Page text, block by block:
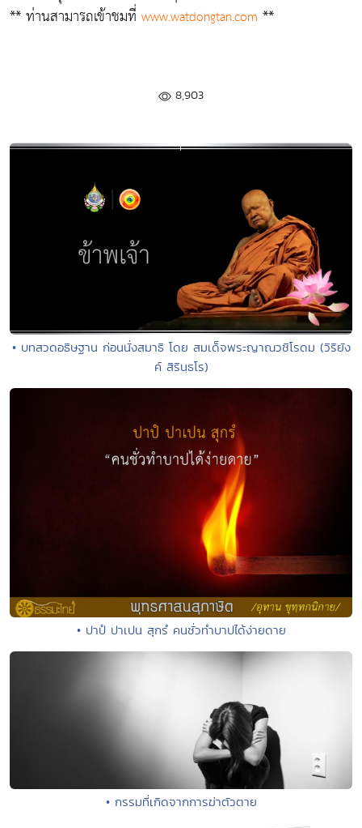
** ท่านสามารถเข้าชมที่ www.watdongtan.com **
8,903
• บทสวดอธิษฐาน ก่อนนั่งสมาธิ โดย สมเด็จพระญาณวชิโรดม (วิริยัง
ค์ สิรินฺธโร)
• ปาปํ ปาเปน สุกรํ คนชั่วทำบาปได้ง่ายดาย
• กรรมที่เกิดจากการฆ่าตัวตาย